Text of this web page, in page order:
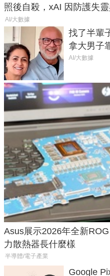
照後自殺，xAI 因防護失
AI/大數據
找了半輩
拿大男子
50年家人
AI/大數據
Asus展示2026年全新
力散熱器長什麼樣
半導體/電子產業
Google